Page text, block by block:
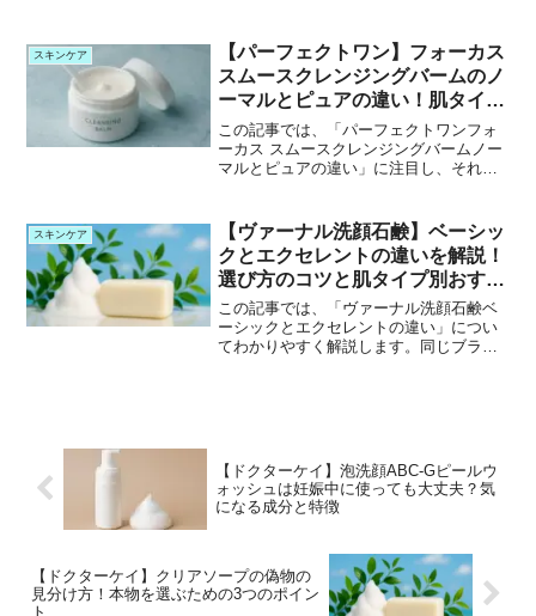
スキンケア
【パーフェクトワン】フォーカス
スムースクレンジングバームのノ
ーマルとピュアの違い！肌タイプ
で選ぶ一品
この記事では、「パーフェクトワンフォ
ーカス スムースクレンジングバームノー
マルとピュアの違い」に注目し、それぞ
す。ただのクレンジングではない、肌に
寄り添う2つのバーム。...
スキンケア
【ヴァーナル洗顔石鹸】ベーシッ
クとエクセレントの違いを解説！
選び方のコツと肌タイプ別おすす
め
この記事では、「ヴァーナル洗顔石鹸ベ
ーシックとエクセレントの違い」につい
てわかりやすく解説します。同じブラン
【ドクターケイ】泡洗顔ABC-Gピールウ
ォッシュは妊娠中に使っても大丈夫？気
になる成分と特徴
【ドクターケイ】クリアソープの偽物の
見分け方！本物を選ぶための3つのポイン
ト